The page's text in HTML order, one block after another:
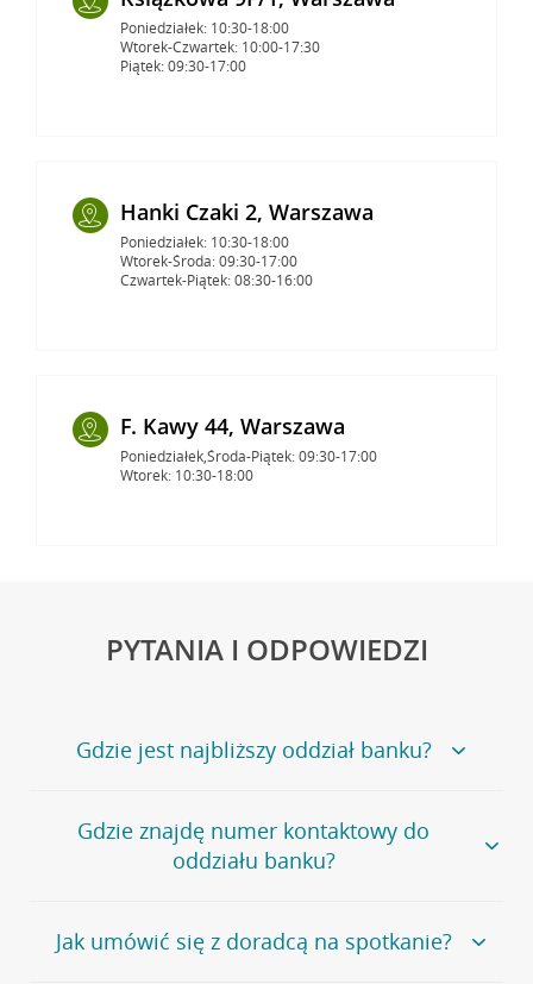
Poniedziałek: 10:30-18:00
Wtorek-Czwartek: 10:00-17:30
Piątek: 09:30-17:00
Hanki Czaki 2, Warszawa
Poniedziałek: 10:30-18:00
Wtorek-Środa: 09:30-17:00
Czwartek-Piątek: 08:30-16:00
F. Kawy 44, Warszawa
Poniedziałek,Środa-Piątek: 09:30-17:00
Wtorek: 10:30-18:00
PYTANIA I ODPOWIEDZI
Gdzie jest najbliższy oddział banku?
Jeśli szukasz oddziału naszego banku, zapraszamy na
stronęPlacówki i bankomaty, na której znajduje się
wygodna wyszukiwarka.
oddziałów
Gdzie znajdę numer kontaktowy do
oddziału banku?
Bank Credit Agricole nie udostępnia ogólnego numeru
telefonu do placówki bankowej.
Jak umówić się z doradcą na spotkanie?